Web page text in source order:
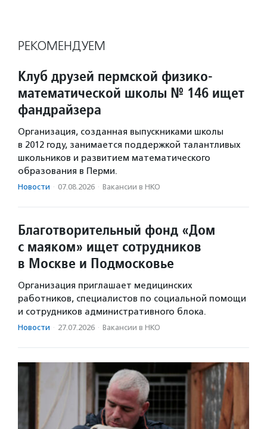
РЕКОМЕНДУЕМ
Клуб друзей пермской физико-
математической школы № 146 ищет
фандрайзера
Организация, созданная выпускниками школы
в 2012 году, занимается поддержкой талантливых
школьников и развитием математического
образования в Перми.
Новости · 07.08.2026 · Вакансии в НКО
Благотворительный фонд «Дом
с маяком» ищет сотрудников
в Москве и Подмосковье
Организация приглашает медицинских
работников, специалистов по социальной помощи
и сотрудников административного блока.
Новости · 27.07.2026 · Вакансии в НКО